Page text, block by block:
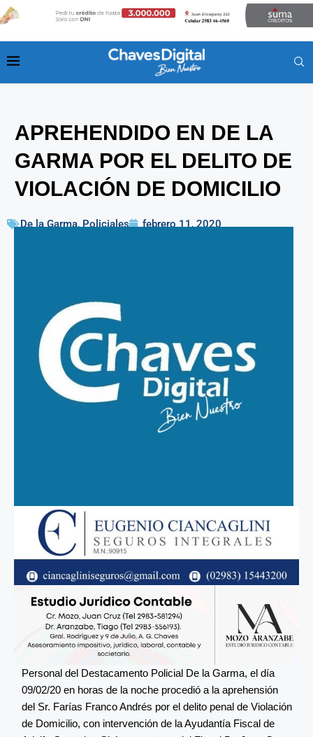
APREHENDIDO EN DE LA
GARMA POR EL DELITO DE
VIOLACIÓN DE DOMICILIO
De la Garma, Policiales febrero 11, 2020
Personal del Destacamento Policial De la Garma, el día
09/02/20 en horas de la noche procedió a la aprehensión
del Sr. Farías Franco Andrés por el delito penal de Violación
de Domicilio, con intervención de la Ayudantía Fiscal de